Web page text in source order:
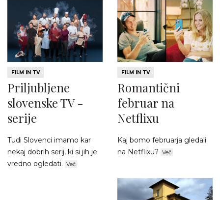
FILM IN TV
Priljubljene
slovenske TV -
serije
Tudi Slovenci imamo kar
nekaj dobrih serij, ki si jih je
vredno ogledati. Več
FILM IN TV
Romantični
februar na
Netflixu
Kaj bomo februarja gledali
na Netflixu? Več